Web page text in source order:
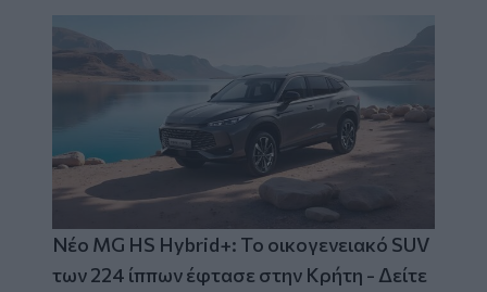
Νέο MG HS Hybrid+: Το οικογενειακό SUV
των 224 ίππων έφτασε στην Κρήτη - Δείτε